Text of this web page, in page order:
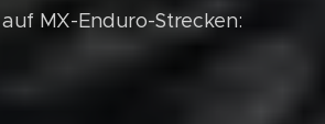
MX-Enduro-Strecken: